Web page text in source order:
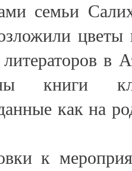
семьи
литераторов в
книги
как на
к